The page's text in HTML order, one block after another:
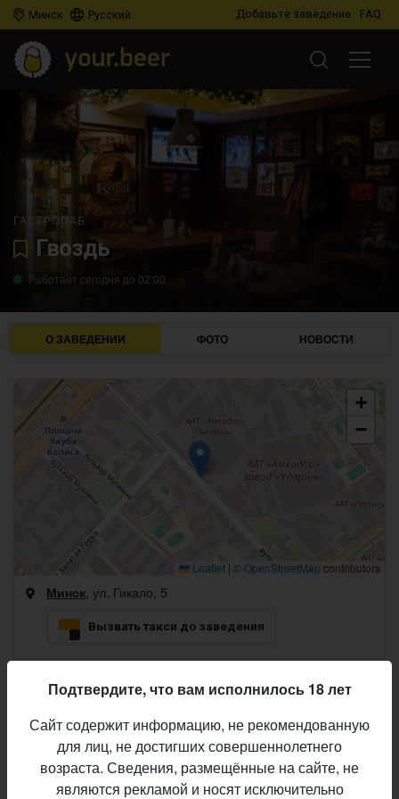
Минск Русский Добавьте заведение FAQ
ГАСТРОПАБ
Гвоздь
Работает сегодня до 02:00
О ЗАВЕДЕНИИ ФОТО НОВОСТИ
+
−
Leaflet | © OpenStreetMap contributors
Минск, ул. Гикало, 5
Вызвать такси до заведения
понедельник
12:00 – 00:00
вторник
12:00 – 00:00
среда
12:00 – 00:00
Подтвердите, что вам исполнилось 18 лет
Сайт содержит информацию, не рекомендованную
для лиц, не достигших совершеннолетнего
возраста. Сведения, размещённые на сайте, не
являются рекламой и носят исключительно